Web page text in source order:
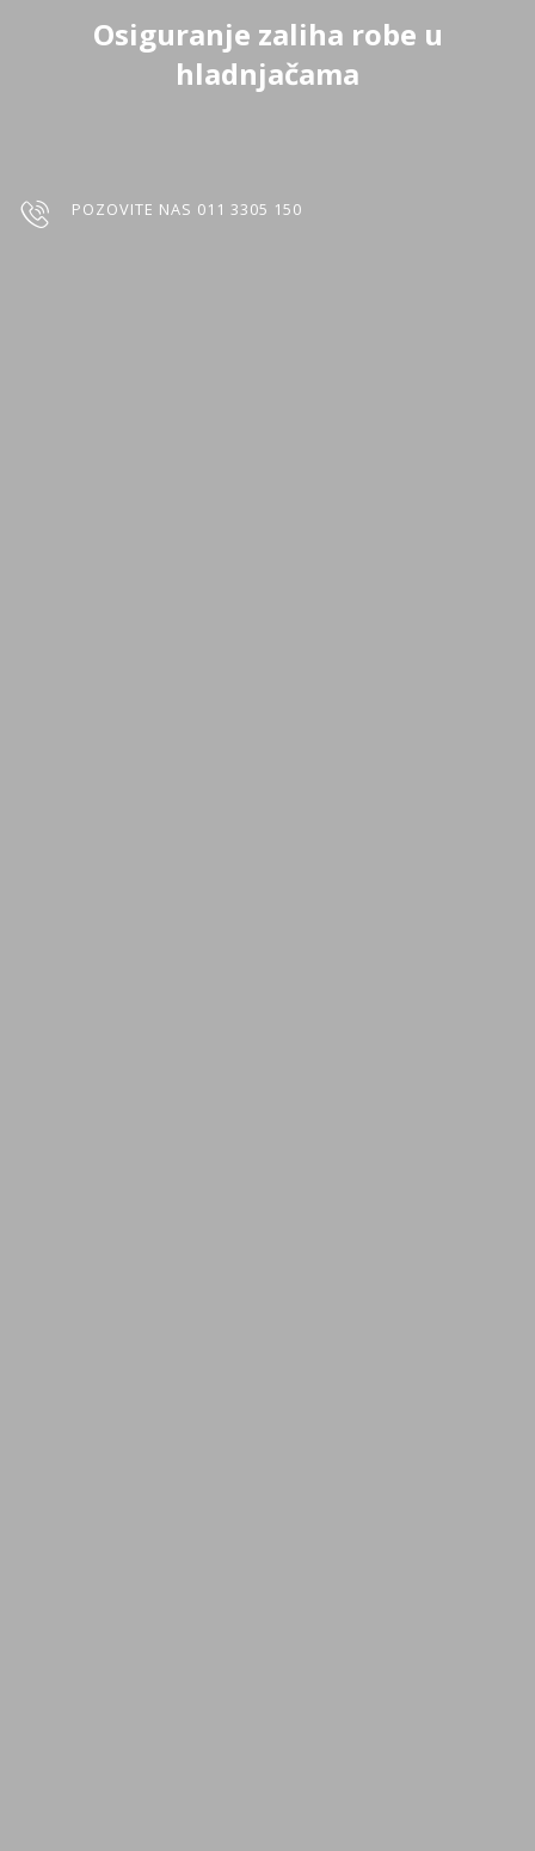
Osiguranje zaliha robe u
hladnjačama
POZOVITE NAS 011 3305 150